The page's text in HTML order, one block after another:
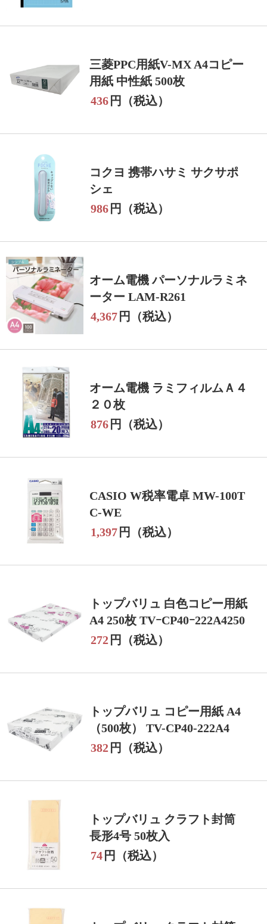
三菱PPC用紙V-MX A4コピー
用紙 中性紙 500枚
436 円（税込）
コクヨ 携帯ハサミ サクサポ
シェ
986 円（税込）
オーム電機 パーソナルラミネ
ーター LAM-R261
4,367 円（税込）
オーム電機 ラミフィルムＡ４
２０枚
876 円（税込）
CASIO W税率電卓 MW-100T
C-WE
1,397 円（税込）
トップバリュ 白色コピー用紙
A4 250枚 TVｰCP40ｰ222A4250
272 円（税込）
トップバリュ コピー用紙 A4
（500枚） TV-CP40-222A4
382 円（税込）
トップバリュ クラフト封筒
長形4号 50枚入
74 円（税込）